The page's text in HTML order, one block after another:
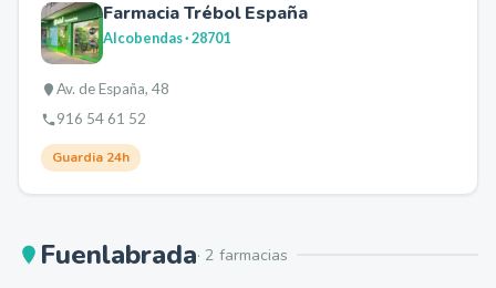
Farmacia Trébol España
Alcobendas· 28701
Av. de España, 48
916 54 61 52
Guardia 24h
Fuenlabrada· 2 farmacias